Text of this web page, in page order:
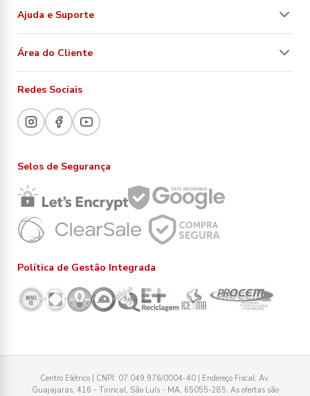
Ajuda e Suporte
Área do Cliente
Redes Sociais
Selos de Segurança
Política de Gestão Integrada
Centro Elétrico | CNPJ: 07.049.976/0004-40 | Endereço Fiscal: Av.
Guajajaras, 416 - Tirirical, São Luís - MA, 65055-285. As ofertas são